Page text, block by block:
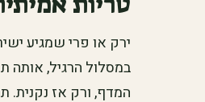
ירק או פרי שמגיע
במסלול הרגיל, אותה
המדף, ורק אז נקנית.